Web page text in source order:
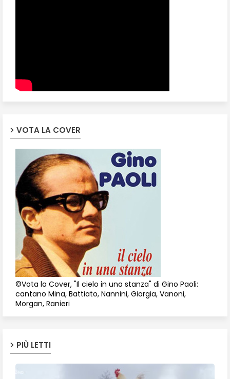
VOTA LA COVER
©Vota la Cover, "Il cielo in una stanza" di Gino Paoli:
cantano Mina, Battiato, Nannini, Giorgia, Vanoni,
Morgan, Ranieri
PIÙ LETTI